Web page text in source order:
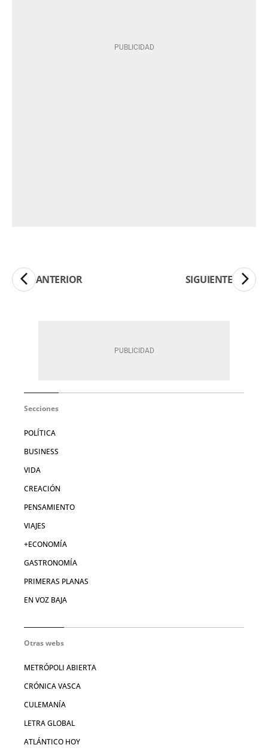
ANTERIOR SIGUIENTE
Secciones
POLÍTICA
BUSINESS
VIDA
CREACIÓN
PENSAMIENTO
VIAJES
+ECONOMÍA
GASTRONOMÍA
PRIMERAS PLANAS
EN VOZ BAJA
Otras webs
METRÓPOLI ABIERTA
CRÓNICA VASCA
CULEMANÍA
LETRA GLOBAL
ATLÁNTICO HOY